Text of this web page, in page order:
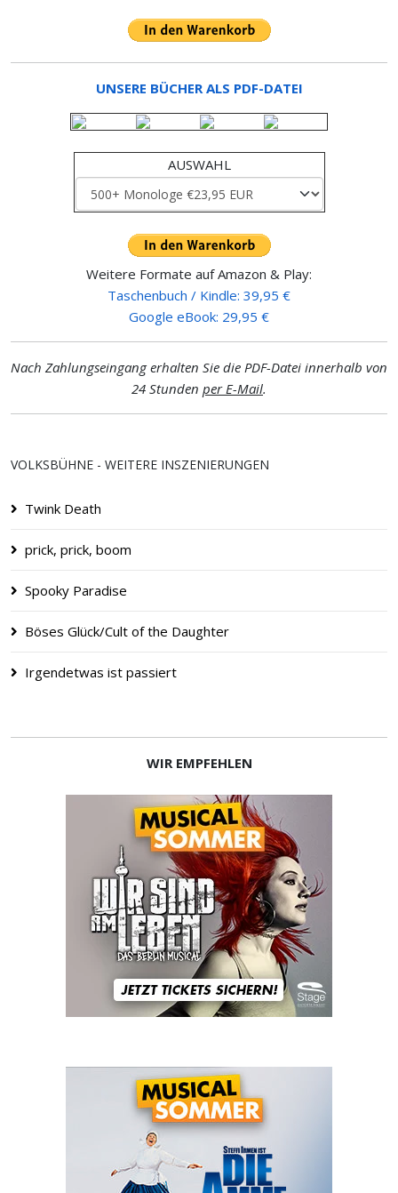
UNSERE BÜCHER ALS PDF-DATEI
AUSWAHL
Weitere Formate auf Amazon & Play:
Taschenbuch / Kindle: 39,95 €
Google eBook: 29,95 €
Nach Zahlungseingang erhalten Sie die PDF-Datei innerhalb von
24 Stunden per E-Mail.
VOLKSBÜHNE - WEITERE INSZENIERUNGEN
Twink Death
prick, prick, boom
Spooky Paradise
Böses Glück/Cult of the Daughter
Irgendetwas ist passiert
WIR EMPFEHLEN